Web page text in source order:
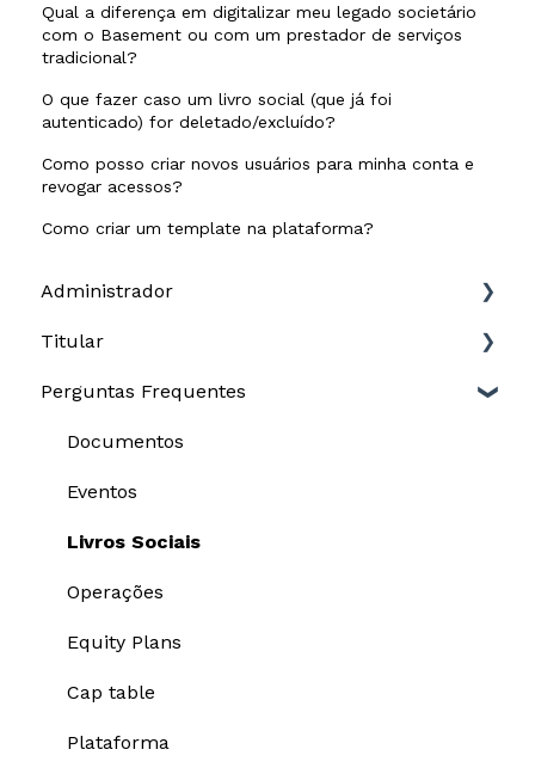
Qual a diferença em digitalizar meu legado societário
com o Basement ou com um prestador de serviços
tradicional?
O que fazer caso um livro social (que já foi
autenticado) for deletado/excluído?
Como posso criar novos usuários para minha conta e
revogar acessos?
Como criar um template na plataforma?
Administrador
Governança
Cap table
Equity plans
Plataforma
Escrituração
Titular
Opções
Documentos
Equity plans
Configurações
Relatório para DIRPF
Perguntas Frequentes
Documentos
Eventos
Livros Sociais
Operações
Equity Plans
Cap table
Plataforma